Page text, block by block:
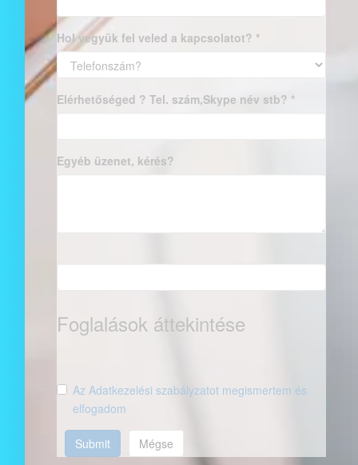
Hol vegyük fel veled a kapcsolatot? *
Elérhetőséged ? Tel. szám,Skype név stb? *
Egyéb üzenet, kérés?
Foglalások áttekintése
Az Adatkezelési szabályzatot megismertem és
elfogadom
Submit Mégse